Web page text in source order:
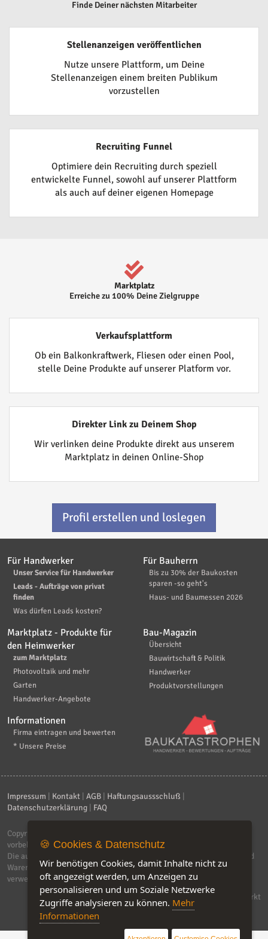
Finde Deiner nächsten Mitarbeiter
Stellenanzeigen veröffentlichen
Nutze unsere Plattform, um Deine
Stellenanzeigen einem breiten Publikum
vorzustellen
Recruiting Funnel
Optimiere dein Recruiting durch speziell
entwickelte Funnel, sowohl auf unserer Plattform
als auch auf deiner eigenen Homepage
Marktplatz
Erreiche zu 100% Deine Zielgruppe
Verkaufsplattform
Ob ein Balkonkraftwerk, Fliesen oder einen Pool,
stelle Deine Produkte auf unserer Platform vor.
Direkter Link zu Deinem Shop
Wir verlinken deine Produkte direkt aus unserem
Marktplatz in deinen Online-Shop
Profil erstellen und loslegen
Für Handwerker
Unser Service für Handwerker
Leads - Aufträge von privat
finden
Was dürfen Leads kosten?
Für Bauherrn
Bis zu 30% der Baukosten
sparen -so geht's
Haus- und Baumessen 2026
Marktplatz - Produkte für
den Heimwerker
zum Marktplatz
Photovoltaik und mehr
Garten
Handwerker-Angebote
Bau-Magazin
Übersicht
Bauwirtschaft & Politik
Handwerker
Produktvorstellungen
Informationen
Firma eintragen und bewerten
* Unsere Preise
Impressum Kontakt AGB Haftungsaussschluß
Datenschutzerklärung
FAQ
Copyright © 2026
vorbehalten.
Die auf dieser Seite verwendeten Produktbezeichnungen, Namen und
Warenzeichen sind Eigentum der jeweiligen Firmen. Unser Portal
verwendet Affiliat-Links, für dir wir Geld erhalten.
Software by IQ-Markt
🍪 Cookies & Datenschutz
Wir benötigen Cookies, damit Inhalte nicht zu
oft angezeigt werden, um Anzeigen zu
personalisieren und um Soziale Netzwerke
Zugriffe analysieren zu können. Mehr
Informationen